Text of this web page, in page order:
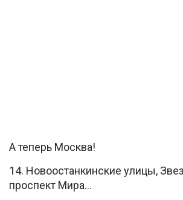
А теперь Москва!
14. Новоостанкинские улицы,
проспект Мира…